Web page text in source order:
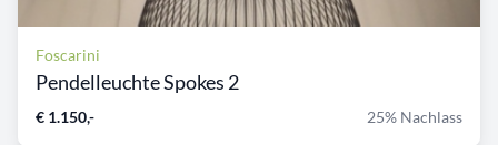
Foscarini
Pendelleuchte Spokes 2
€ 1.150,- 25% Nachlass